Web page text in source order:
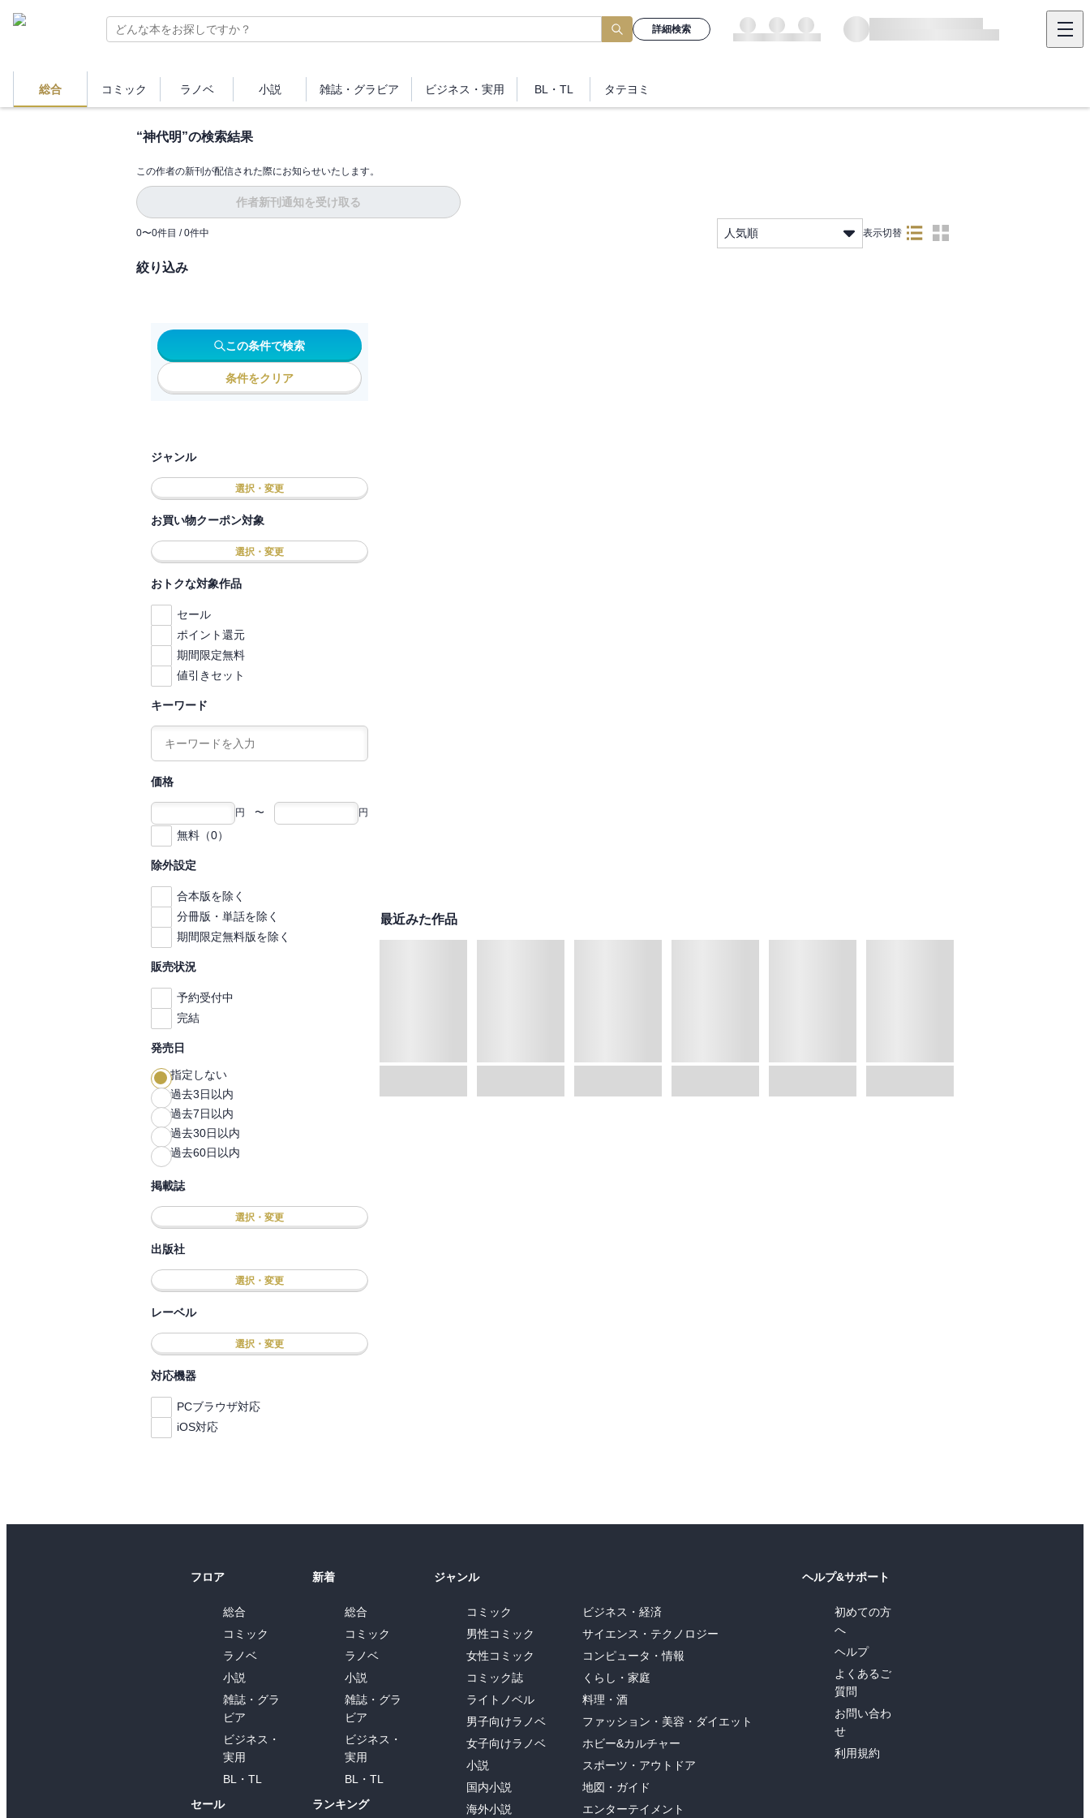
詳細検索
総合 コミック ラノベ 小説 雑誌・ グラビア ビジネス ・実用 BL・TL タテヨミ
“神代明”の検索結果
この作者の新刊が配信された際にお知らせいたします。
作者新刊通知を受け取る
0〜0件目 / 0件中 人気順 表示切替
絞り込み
この条件で検索
条件をクリア
ジャンル
選択・変更
お買い物クーポン対象
選択・変更
おトクな対象作品
セール
ポイント還元
期間限定無料
値引きセット
キーワード
価格
円 〜 円
無料（0）
除外設定
合本版を除く
分冊版・単話を除く
期間限定無料版を除く
販売状況
予約受付中
完結
発売日
指定しない
過去3日以内
過去7日以内
過去30日以内
過去60日以内
掲載誌
選択・変更
出版社
選択・変更
レーベル
選択・変更
対応機器
PCブラウザ対応
iOS対応
最近みた作品
フロア
総合
コミック
ラノベ
小説
雑誌・グラ
ビア
ビジネス・
実用
BL・TL
セール
新着
総合
コミック
ラノベ
小説
雑誌・グラ
ビア
ビジネス・
実用
BL・TL
ランキング
ジャンル
コミック
男性コミック
女性コミック
コミック誌
ライトノベル
男子向けラノベ
女子向けラノベ
小説
国内小説
海外小説
ビジネス・経済
サイエンス・テクノロジー
コンピュータ・情報
くらし・家庭
料理・酒
ファッション・美容・ダイエット
ホビー&カルチャー
スポーツ・アウトドア
地図・ガイド
エンターテイメント
ヘルプ&サポート
初めての方
へ
ヘルプ
よくあるご
質問
お問い合わ
せ
利用規約